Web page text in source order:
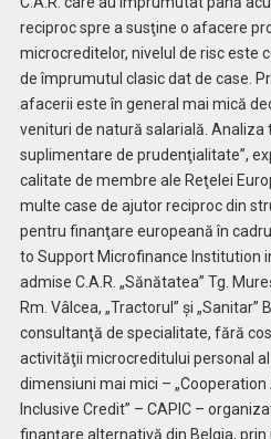
reciproc spre a susţine o afacere
microcreditelor, nivelul de risc este
de împrumutul clasic dat de case.
afacerii este în general mai mică
venituri de natură salarială.
suplimentare de prudenţialitate”,
calitate de membre ale Reţelei
multe case de ajutor reciproc din
pentru finanţare europeană în
to Support Microfinance Institution
admise C.A.R. „Sănătatea” Tg.
Rm. Vâlcea, „Tractorul” şi
consultanţă de specialitate, fără
activităţii microcreditului personal
dimensiuni mai mici –
Inclusive Credit” – CAPIC –
finanţare alternativă din Belgia,